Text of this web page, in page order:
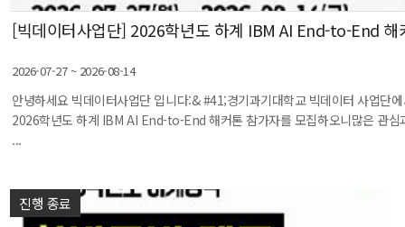
[빅데이터사업단] 2026학년도 하계 IBM AI End-to-End 해
2026-07-27 ~ 2026-08-14
안녕하세요 빅데이터사업단 입니다:& #41;경기과기대학교 빅데이터 사업단
2026학년도 하계 IBM AI End-to-End 해커톤 참가자를 모집하오니많은 관심
...
진행 종료